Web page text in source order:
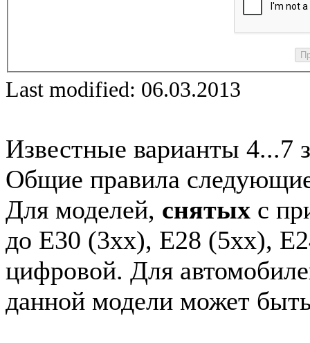
Last modified: 06.03.2013
Известные варианты 4...7
Общие правила
Для моделей, снятых с
до E30 (3xx), E28 (5xx),
цифровой. Для
данной модели может